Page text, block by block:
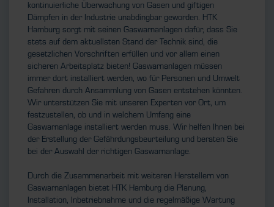
kontinuierliche Überwachung von Gasen und giftigen
Dämpfen in der Industrie unabdingbar geworden. HTK
Hamburg sorgt mit seinen Gaswarnanlagen dafür, dass Sie
stets auf dem aktuellsten Stand der Technik sind, die
gesetzlichen Vorschriften erfüllen und vor allem einen
sicheren Arbeitsplatz bieten! Gaswarnanlagen müssen
immer dort installiert werden, wo für Personen und Umwelt
Gefahren durch Ansammlung von Gasen entstehen könnten.
Wir unterstützen Sie mit unseren Experten vor Ort, um
festzustellen, ob und in welchem Umfang eine
Gaswarnanlage installiert werden muss. Wir helfen Ihnen bei
der Erstellung der Gefährdungsbeurteilung und beraten Sie
bei der Auswahl der richtigen Gaswarnanlage.
Durch die Zusammenarbeit mit weiteren Herstellern von
Gaswarnanlagen bietet HTK Hamburg die Planung,
Installation, Inbetriebnahme und die regelmäßige Wartung